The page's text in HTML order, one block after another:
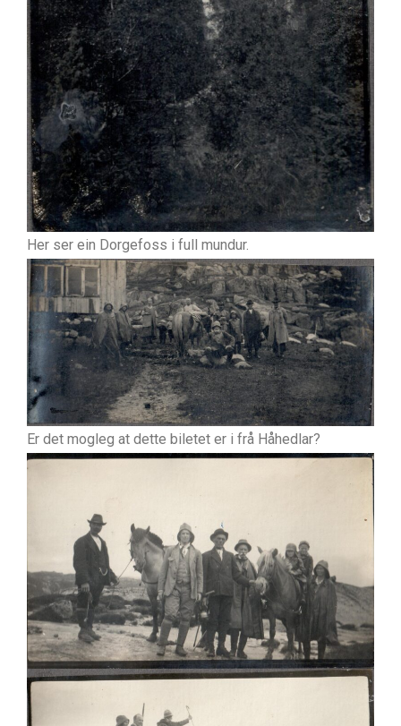
Her ser ein Dorgefoss i full mundur.
Er det mogleg at dette biletet er i frå Håhedlar?